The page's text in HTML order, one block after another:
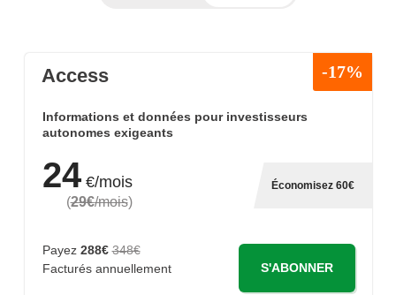
Access -17%
Informations et données pour investisseurs
autonomes exigeants
24€/mois
(29€/mois)
Économisez 60€
Payez 288€ 348€
Facturés annuellement
S'ABONNER